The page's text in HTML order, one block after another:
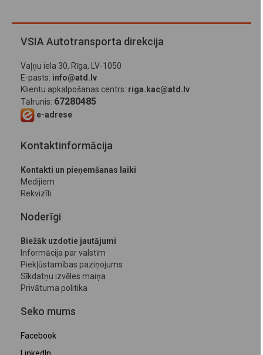
VSIA Autotransporta direkcija
Vaļņu iela 30, Rīga, LV-1050
E-pasts: info@atd.lv
Klientu apkalpošanas centrs: riga.kac@atd.lv
Tālrunis: 67280485
e-adrese
Kontaktinformācija
Kontakti un pieņemšanas laiki
Medijiem
Rekvizīti
Noderīgi
Biežāk uzdotie jautājumi
Informācija par valstīm
Piekļūstamības paziņojums
Sīkdatņu izvēles maiņa
Privātuma politika
Seko mums
Facebook